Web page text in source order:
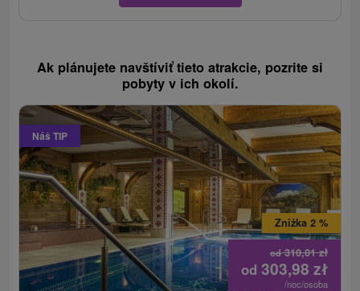
Ak plánujete navštíviť tieto atrakcie, pozrite si
pobyty v ich okolí.
Náš TIP
od310,01zł
Zniżka 2 %
od 303,98zł
/noc/osoba